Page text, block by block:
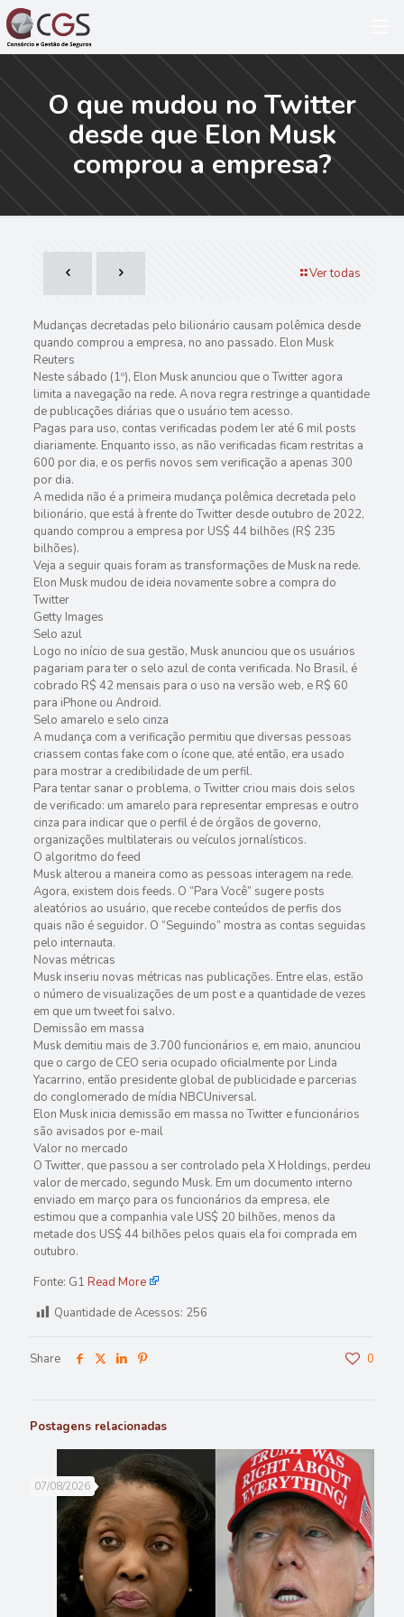
O que mudou no Twitter
desde que Elon Musk
comprou a empresa?
Ver todas
Mudanças decretadas pelo bilionário causam polêmica desde
quando comprou a empresa, no ano passado. Elon Musk
Reuters
Neste sábado (1º), Elon Musk anunciou que o Twitter agora
limita a navegação na rede. A nova regra restringe a quantidade
de publicações diárias que o usuário tem acesso.
Pagas para uso, contas verificadas podem ler até 6 mil posts
diariamente. Enquanto isso, as não verificadas ficam restritas a
600 por dia, e os perfis novos sem verificação a apenas 300
por dia.
A medida não é a primeira mudança polêmica decretada pelo
bilionário, que está à frente do Twitter desde outubro de 2022,
quando comprou a empresa por US$ 44 bilhões (R$ 235
bilhões).
Veja a seguir quais foram as transformações de Musk na rede.
Elon Musk mudou de ideia novamente sobre a compra do
Twitter
Getty Images
Selo azul
Logo no início de sua gestão, Musk anunciou que os usuários
pagariam para ter o selo azul de conta verificada. No Brasil, é
cobrado R$ 42 mensais para o uso na versão web, e R$ 60
para iPhone ou Android.
Selo amarelo e selo cinza
A mudança com a verificação permitiu que diversas pessoas
criassem contas fake com o ícone que, até então, era usado
para mostrar a credibilidade de um perfil.
Para tentar sanar o problema, o Twitter criou mais dois selos
de verificado: um amarelo para representar empresas e outro
cinza para indicar que o perfil é de órgãos de governo,
organizações multilaterais ou veículos jornalísticos.
O algoritmo do feed
Musk alterou a maneira como as pessoas interagem na rede.
Agora, existem dois feeds. O “Para Você” sugere posts
aleatórios ao usuário, que recebe conteúdos de perfis dos
quais não é seguidor. O “Seguindo” mostra as contas seguidas
pelo internauta.
Novas métricas
Musk inseriu novas métricas nas publicações. Entre elas, estão
o número de visualizações de um post e a quantidade de vezes
em que um tweet foi salvo.
Demissão em massa
Musk demitiu mais de 3.700 funcionários e, em maio, anunciou
que o cargo de CEO seria ocupado oficialmente por Linda
Yacarrino, então presidente global de publicidade e parcerias
do conglomerado de mídia NBCUniversal.
Elon Musk inicia demissão em massa no Twitter e funcionários
são avisados por e-mail
Valor no mercado
O Twitter, que passou a ser controlado pela X Holdings, perdeu
valor de mercado, segundo Musk. Em um documento interno
enviado em março para os funcionários da empresa, ele
estimou que a companhia vale US$ 20 bilhões, menos da
metade dos US$ 44 bilhões pelos quais ela foi comprada em
outubro.
Fonte: G1 Read More
Quantidade de Acessos: 256
Share 0
Postagens relacionadas
07/08/2026